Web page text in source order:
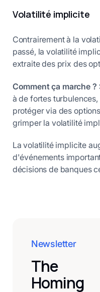
Volatilité implicite
Contrairement à la
passé, la volatilité
extraite des prix des
Comment ça marche ?
à de fortes
protéger via des
grimper la volatilité
La volatilité implicite
d'événements
décisions de banques
Newsletter
The
Homing